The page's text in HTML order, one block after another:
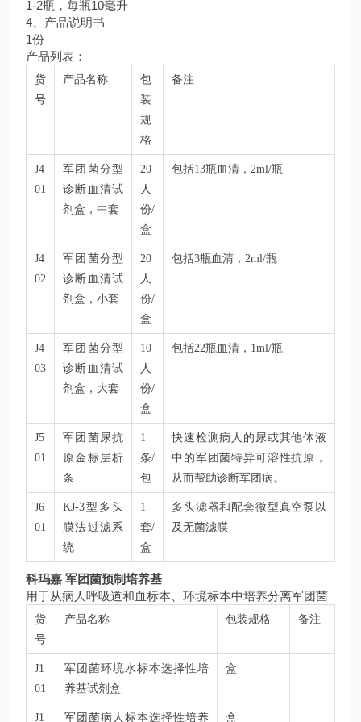
1-2瓶，每瓶10毫升
4、产品说明书
1份
产品列表：
货
号
产品名称
包
装
规
格
备注
J4
01
军团菌分型
诊断血清试
剂盒，中套
20
人
份/
盒
包括13瓶血清，2ml/瓶
J4
02
军团菌分型
诊断血清试
剂盒，小套
20
人
份/
盒
包括3瓶血清，2ml/瓶
J4
03
军团菌分型
诊断血清试
剂盒，大套
10
人
份/
盒
包括22瓶血清，1ml/瓶
J5
01
军团菌尿抗
原金标层析
条
1
条/
包
快速检测病人的尿或其他体液
中的军团菌特异可溶性抗原，
从而帮助诊断军团病。
J6
01
KJ-3型多头
膜法过滤系
统
1
套/
盒
多头滤器和配套微型真空泵以
及无菌滤膜
科玛嘉 军团菌预制培养基
用于从病人呼吸道和血标本、环境标本中培养分离军团菌
货
号
产品名称 包装规格 备注
J1
01
军团菌环境水标本选择性培
养基试剂盒
盒
J1
军团菌病人标本选择性培养
盒